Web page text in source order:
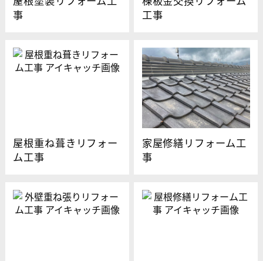
事
工事
屋根重ね葺きリフォー
ム工事
家屋修繕リフォーム工
事